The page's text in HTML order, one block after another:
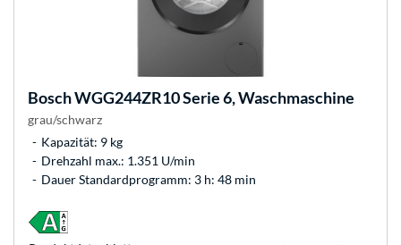
BoschWGG244ZR10 Serie 6, Waschmaschine
grau/schwarz
Kapazität: 9 kg
Drehzahl max.: 1.351 U/min
Dauer Standardprogramm: 3 h: 48 min